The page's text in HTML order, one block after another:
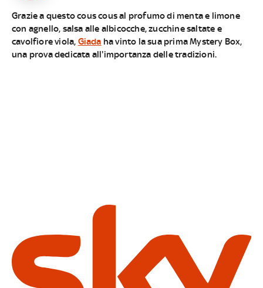
Grazie a questo cous cous al profumo di menta e limone
con agnello, salsa alle albicocche, zucchine saltate e
cavolfiore viola, Giada ha vinto la sua prima Mystery Box,
una prova dedicata all'importanza delle tradizioni.